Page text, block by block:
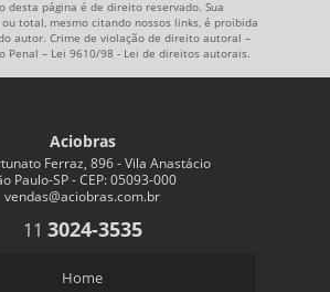
desta página é de direito reservado. Sua
total, mesmo citando nossos links, é proibida
autor. Crime de violação de direito autoral –
Penal – Lei 9610/98 - Lei de direitos autorais.
Aciobras
Ferraz, 896 - Vila Anastácio
Paulo-SP - CEP: 05093-000
vendas@aciobras.com.br
11 3024-3535
Home